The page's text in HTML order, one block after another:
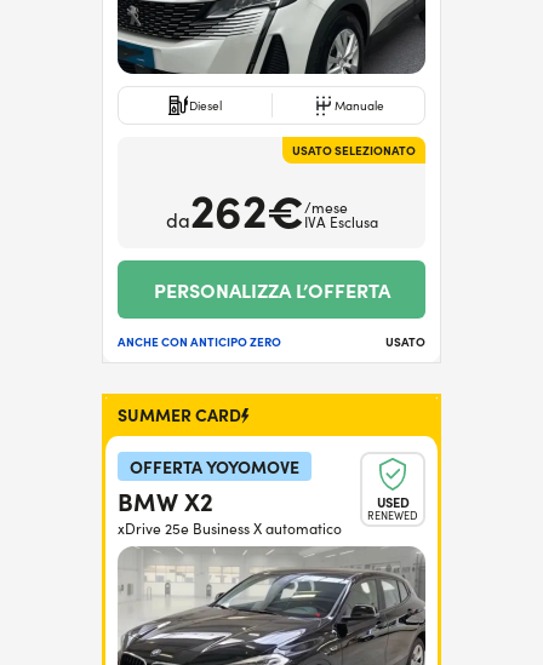
Diesel Manuale
USATO SELEZIONATO
da262€/mese
IVA Esclusa
PERSONALIZZA L’OFFERTA
ANCHE CON ANTICIPO ZERO USATO
SUMMER CARD
OFFERTA YOYOMOVE
USED
RENEWED
BMW X2
xDrive 25e Business X automatico